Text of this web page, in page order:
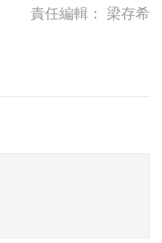
責任編輯： 梁存希